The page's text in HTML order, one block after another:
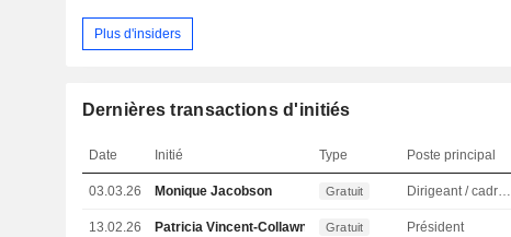
Plus d'insiders
Dernières transactions d'initiés
Date Initié Type Poste principal
03.03.26 Monique Jacobson Gratuit Dirigeant / cadre principal
13.02.26 Patricia Vincent-Collawn Gratuit Président